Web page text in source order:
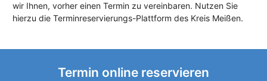
wir Ihnen, vorher einen Termin zu vereinbaren. Nutzen Sie
hierzu die Terminreservierungs-Plattform des Kreis Meißen.
Termin online reservieren